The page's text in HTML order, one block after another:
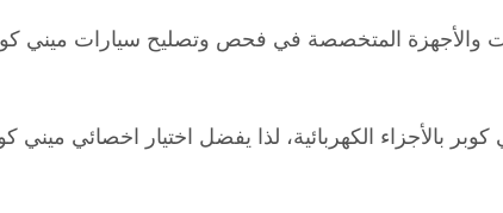
المتخصصة في فحص وتصليح سيارات ميني كوبر،
بالأجزاء الكهربائية، لذا يفضل اختيار اخصائي